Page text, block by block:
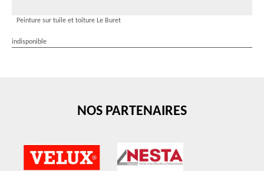
Peinture sur tuile et toiture Le Buret
indisponible
NOS PARTENAIRES